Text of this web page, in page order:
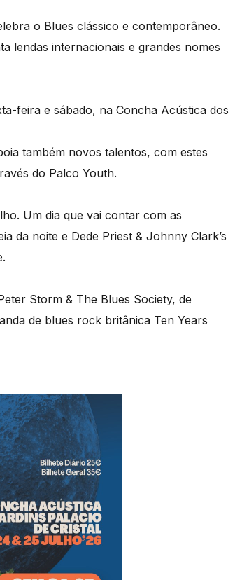
o Blues clássico e contemporâneo.
lendas internacionais e grandes nomes
feira e sábado, na Concha Acústica dos
também novos talentos, com estes
do Palco Youth.
Um dia que vai contar com as
da noite e Dede Priest & Johnny Clark’s
Storm & The Blues Society, de
de blues rock britânica Ten Years